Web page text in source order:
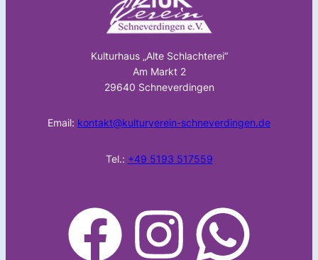
Kulturhaus „Alte Schlachterei“
Am Markt 2
29640 Schneverdingen
Email: kontakt@kulturverein-schneverdingen.de
Tel.: +49 5193 517559
facebook Instagram WhatsApp